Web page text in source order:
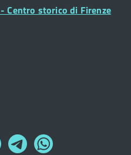
Centro storico di Firenze
Collegamento
a
Collegamento
a
Collegamento
a